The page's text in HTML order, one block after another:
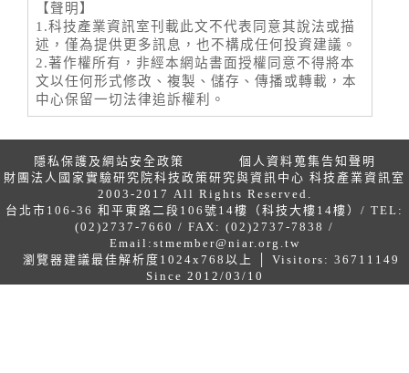
【聲明】
1.科技產業資訊室刊載此文不代表同意其說法或描
述，僅為提供更多訊息，也不構成任何投資建議。
2.著作權所有，非經本網站書面授權同意不得將本
文以任何形式修改、複製、儲存、傳播或轉載，本
中心保留一切法律追訴權利。
隱私保護及網站安全政策
個人資料蒐集告知聲明
財團法人國家實驗研究院科技政策研究與資訊中心 科技產業資訊室
2003-2017 All Rights Reserved.
台北市106-36 和平東路二段106號14樓（科技大樓14樓）/ TEL:
(02)2737-7660 / FAX: (02)2737-7838 /
Email: stmember@niar.org.tw
瀏覽器建議最佳解析度1024x768以上 │ Visitors: 36711149
Since 2012/03/10